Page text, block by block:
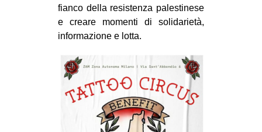
ms
fianco della resistenza palestinese
e creare momenti di solidarietà,
informazione e lotta.